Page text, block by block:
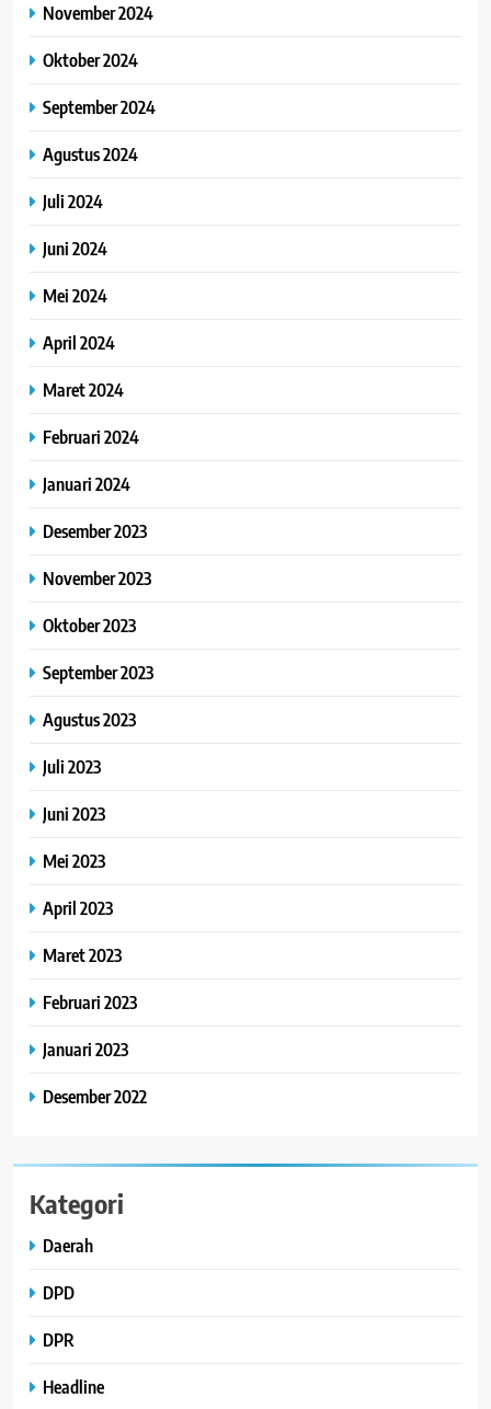
November 2024
Oktober 2024
September 2024
Agustus 2024
Juli 2024
Juni 2024
Mei 2024
April 2024
Maret 2024
Februari 2024
Januari 2024
Desember 2023
November 2023
Oktober 2023
September 2023
Agustus 2023
Juli 2023
Juni 2023
Mei 2023
April 2023
Maret 2023
Februari 2023
Januari 2023
Desember 2022
Kategori
Daerah
DPD
DPR
Headline